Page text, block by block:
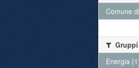
Comune
Gruppi
Energia